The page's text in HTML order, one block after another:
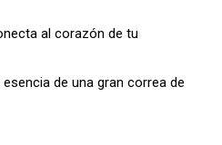
al corazón de tu
de una gran correa de